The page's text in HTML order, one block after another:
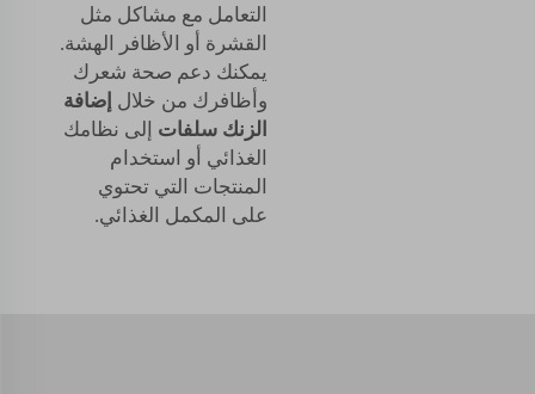
التعامل مع مشاكل مثل
القشرة أو الأظافر الهشة.
يمكنك دعم صحة شعرك
وأظافرك من خلال إضافة
الزنك سلفات إلى نظامك
الغذائي أو استخدام
المنتجات التي تحتوي
على المكمل الغذائي.